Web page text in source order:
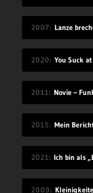
2007 Lanze
2020
2011 Novie –
2015 Mein
2021
2009